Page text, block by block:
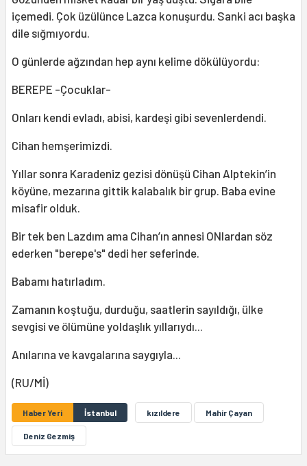
içemedi. Çok üzülünce Lazca konuşurdu. Sanki acı başka
dile sığmıyordu.
O günlerde ağzından hep aynı kelime dökülüyordu:
BEREPE -Çocuklar-
Onları kendi evladı, abisi, kardeşi gibi sevenlerdendi.
Cihan hemşerimizdi.
Yıllar sonra Karadeniz gezisi dönüşü Cihan Alptekin’in
köyüne, mezarına gittik kalabalık bir grup. Baba evine
misafir olduk.
Bir tek ben Lazdım ama Cihan’ın annesi ONlardan söz
ederken "berepe's" dedi her seferinde.
Babamı hatırladım.
Zamanın koştuğu, durduğu, saatlerin sayıldığı, ülke
sevgisi ve ölümüne yoldaşlık yıllarıydı...
Anılarına ve kavgalarına saygıyla...
(RU/Mİ)
Haber Yeri İstanbul kızıldere Mahir Çayan
Deniz Gezmiş